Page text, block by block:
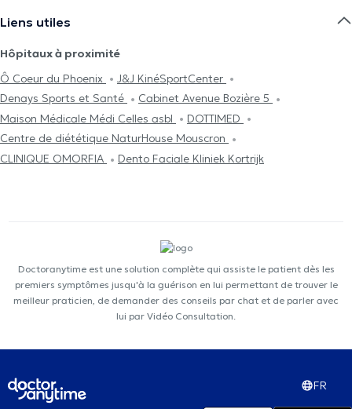
Liens utiles
Hôpitaux à proximité
Ô Coeur du Phoenix
J&J KinéSportCenter
Denays Sports et Santé
Cabinet Avenue Bozière 5
Maison Médicale Médi Celles asbl
DOTTIMED
Centre de diététique NaturHouse Mouscron
CLINIQUE OMORFIA
Dento Faciale Kliniek Kortrijk
Doctoranytime est une solution complète qui assiste le patient dès les
premiers symptômes jusqu'à la guérison en lui permettant de trouver le
meilleur praticien, de demander des conseils par chat et de parler avec
lui par Vidéo Consultation.
FR